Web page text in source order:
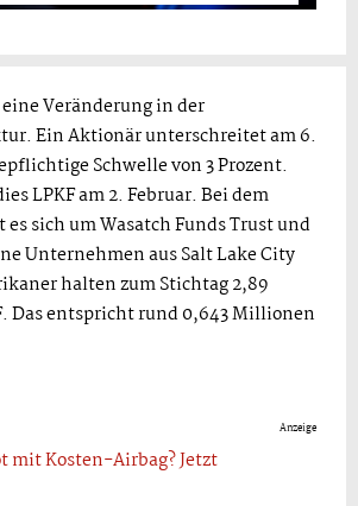
eine Veränderung in der
Ein Aktionär unterschreitet am 6.
Schwelle von 3 Prozent.
LPKF am 2. Februar. Bei dem
sich um Wasatch Funds Trust und
Unternehmen aus Salt Lake City
halten zum Stichtag 2,89
Das entspricht rund 0,643 Millionen
Anzeige
mit Kosten-Airbag? Jetzt